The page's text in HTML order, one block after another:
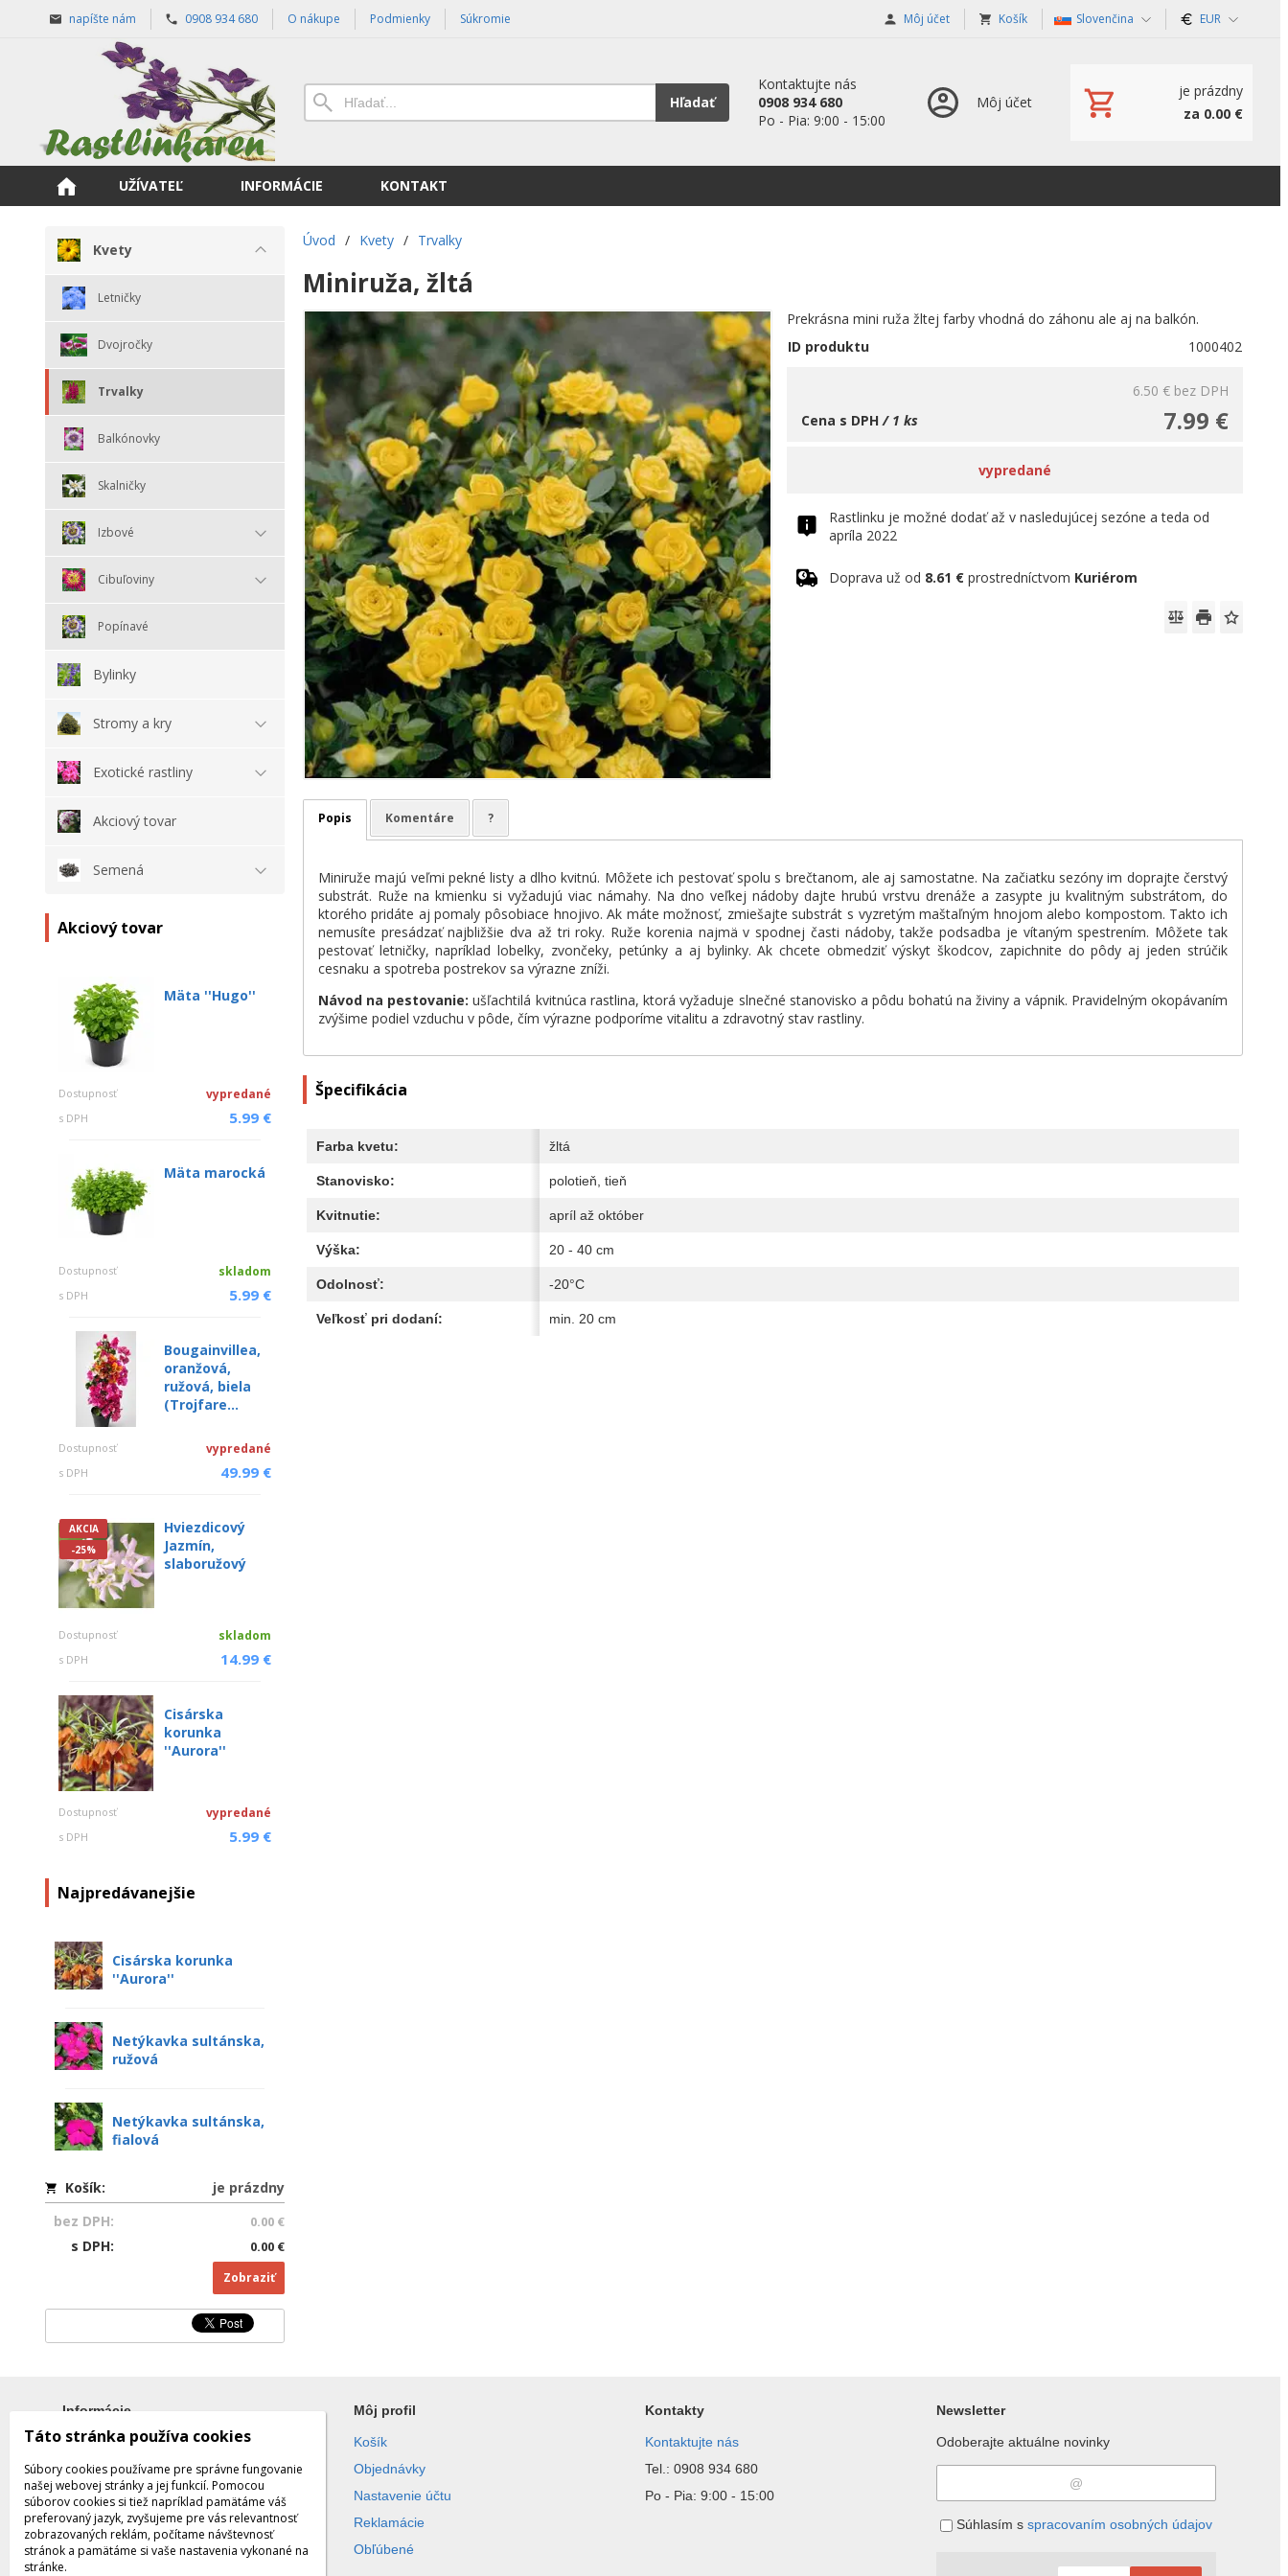
napíšte nám 0908 934 680 O nákupe Podmienky Súkromie Môj účet Košík Slovenčina EUR
Hľadať
Kontaktujte nás
0908 934 680
Po - Pia: 9:00 - 15:00
Môj účet
je prázdny
za 0.00 €
UŽÍVATEĽ INFORMÁCIE KONTAKT
Kvety
Letničky
Dvojročky
Trvalky
Balkónovky
Skalničky
Izbové
Cibuľoviny
Popínavé
Bylinky
Stromy a kry
Exotické rastliny
Akciový tovar
Semená
Akciový tovar
Mäta ''Hugo''
Dostupnosť vypredané
s DPH 5.99 €
Mäta marocká
Dostupnosť skladom
s DPH 5.99 €
Bougainvillea,
oranžová,
ružová, biela
(Trojfare...
Dostupnosť vypredané
s DPH 49.99 €
AKCIA
-25%
Hviezdicový
Jazmín,
slaboružový
Dostupnosť skladom
s DPH 14.99 €
Cisárska
korunka
''Aurora''
Dostupnosť vypredané
s DPH 5.99 €
Najpredávanejšie
Cisárska korunka
''Aurora''
Netýkavka sultánska,
ružová
Netýkavka sultánska,
fialová
Košík:
je prázdny
bez DPH:
0.00 €
s DPH: 0.00 €
Zobraziť
Úvod / Kvety / Trvalky
Miniruža, žltá
Prekrásna mini ruža žltej farby vhodná do záhonu ale aj na balkón.
ID produktu
1000402
6.50 € bez DPH
7.99 €
Cena s DPH/ 1 ks
vypredané
Rastlinku je možné dodať až v nasledujúcej sezóne a teda od
apríla 2022
Doprava už od 8.61 € prostredníctvom Kuriérom
Popis Komentáre ?
Miniruže majú veľmi pekné listy a dlho kvitnú. Môžete ich pestovať spolu s brečtanom, ale aj samostatne. Na začiatku sezóny im doprajte čerstvý
substrát. Ruže na kmienku si vyžadujú viac námahy. Na dno veľkej nádoby dajte hrubú vrstvu drenáže a zasypte ju kvalitným substrátom, do
ktorého pridáte aj pomaly pôsobiace hnojivo. Ak máte možnosť, zmiešajte substrát s vyzretým maštaľným hnojom alebo kompostom. Takto ich
nemusíte presádzať najbližšie dva až tri roky. Ruže korenia najmä v spodnej časti nádoby, takže podsadba je vítaným spestrením. Môžete tak
pestovať letničky, napríklad lobelky, zvončeky, petúnky a aj bylinky. Ak chcete obmedziť výskyt škodcov, zapichnite do pôdy aj jeden strúčik
cesnaku a spotreba postrekov sa výrazne zníži.
Návod na pestovanie:ušľachtilá kvitnúca rastlina, ktorá vyžaduje slnečné stanovisko a pôdu bohatú na živiny a vápnik. Pravidelným okopávaním
zvýšime podiel vzduchu v pôde, čím výrazne podporíme vitalitu a zdravotný stav rastliny.
Špecifikácia
Farba kvetu: žltá
Stanovisko: polotieň, tieň
Kvitnutie: apríl až október
Výška: 20 - 40 cm
Odolnosť: -20°C
Veľkosť pri dodaní: min. 20 cm
Informácie
Všetko o nákupe
Obchodné podmienky
Ochrana súkromia
Môj profil
Košík
Objednávky
Nastavenie účtu
Reklamácie
Obľúbené
Kontakty
Kontaktujte nás
Tel.: 0908 934 680
Po - Pia: 9:00 - 15:00
Newsletter
Odoberajte aktuálne novinky
Súhlasím s spracovaním osobných údajov
Táto stránka používa cookies
Súbory cookies používame pre správne fungovanie
našej webovej stránky a jej funkcií. Pomocou
súborov cookies si tiež napríklad pamätáme váš
preferovaný jazyk, zvyšujeme pre vás relevantnosť
zobrazovaných reklám, počítame návštevnosť
stránok a pamätáme si vaše nastavenia vykonané na
stránke.